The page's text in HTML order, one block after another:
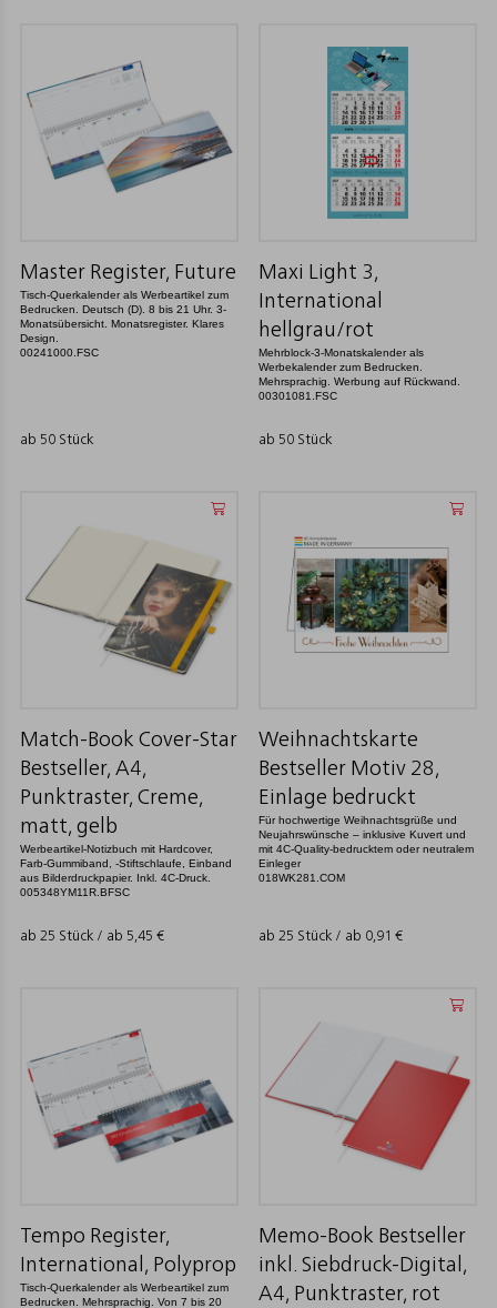
Master Register, Future
Tisch-Querkalender als Werbeartikel zum
Bedrucken. Deutsch (D). 8 bis 21 Uhr. 3-
Monatsübersicht. Monatsregister. Klares
Design.
00241000.FSC
ab 50 Stück
Maxi Light 3,
International
hellgrau/rot
Mehrblock-3-Monatskalender als
Werbekalender zum Bedrucken.
Mehrsprachig. Werbung auf Rückwand.
00301081.FSC
ab 50 Stück
Match-Book Cover-Star
Bestseller, A4,
Punktraster, Creme,
matt, gelb
Werbeartikel-Notizbuch mit Hardcover,
Farb-Gummiband, -Stiftschlaufe, Einband
aus Bilderdruckpapier. Inkl. 4C-Druck.
005348YM11R.BFSC
ab 25 Stück / ab 5,45 €
Weihnachtskarte
Bestseller Motiv 28,
Einlage bedruckt
Für hochwertige Weihnachtsgrüße und
Neujahrswünsche – inklusive Kuvert und
mit 4C-Quality-bedrucktem oder neutralem
Einleger
018WK281.COM
ab 25 Stück / ab 0,91 €
Tempo Register,
International, Polyprop
Tisch-Querkalender als Werbeartikel zum
Bedrucken. Mehrsprachig. Von 7 bis 20
Memo-Book Bestseller
inkl. Siebdruck-Digital,
A4, Punktraster, rot